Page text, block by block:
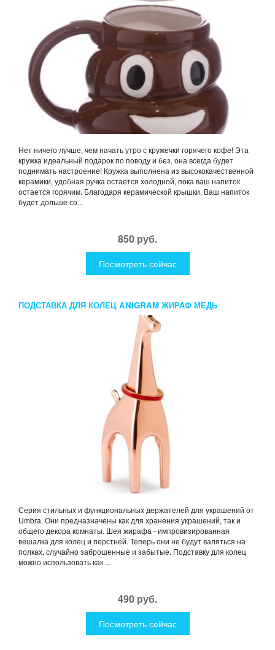
Нет ничего лучше, чем начать утро с кружечки горячего кофе! Эта
кружка идеальный подарок по поводу и без, она всегда будет
поднимать настроение! Кружка выполнена из высококачественной
керамики, удобная ручка остается холодной, пока ваш напиток
остается горячим. Благодаря керамической крышки, Ваш напиток
будет дольше со...
850 руб.
Посмотреть сейчас
ПОДСТАВКА ДЛЯ КОЛЕЦ ANIGRAM ЖИРАФ МЕДЬ
Серия стильных и функциональных держателей для украшений от
Umbra. Они предназначены как для хранения украшений, так и
общего декора комнаты. Шея жирафа - импровизированная
вешалка для колец и перстней. Теперь они не будут валяться на
полках, случайно заброшенные и забытые. Подставку для колец
можно использовать как ...
490 руб.
Посмотреть сейчас